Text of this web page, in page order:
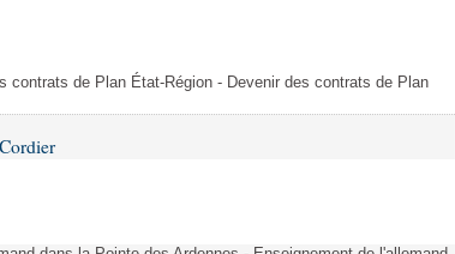
contrats de Plan État-Région - Devenir des contrats de Plan